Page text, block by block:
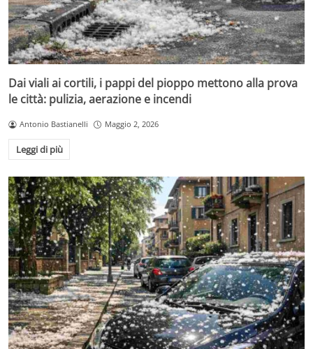
Dai viali ai cortili, i pappi del pioppo mettono alla prova
le città: pulizia, aerazione e incendi
Antonio Bastianelli Maggio 2, 2026
Leggi di più